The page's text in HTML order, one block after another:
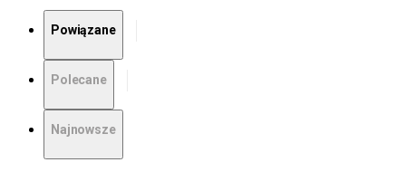
Powiązane
Polecane
Najnowsze